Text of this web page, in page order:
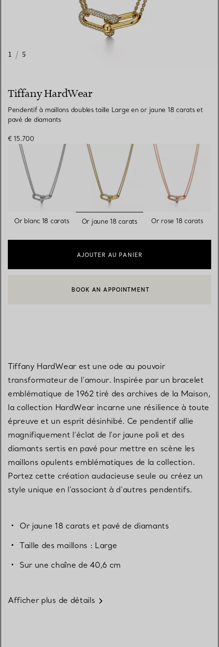
1 / 5
Tiffany HardWear
Pendentif à maillons doubles taille Large en or jaune 18 carats et
pavé de diamants
€ 15.700
Or blanc 18 carats sélectionnés
Or jaune 18 carats Or rose 18 carats
AJOUTER AU PANIER
CONTACTER UN CONSEILLER CLIENT OU PRENDRE RENDEZ-
BOOK AN APPOINTMENT
Tiffany HardWear est une ode au pouvoir
transformateur de l’amour. Inspirée par un bracelet
emblématique de 1962 tiré des archives de la Maison,
la collection HardWear incarne une résilience à toute
épreuve et un esprit désinhibé. Ce pendentif allie
magnifiquement l’éclat de l’or jaune poli et des
diamants sertis en pavé pour mettre en scène les
maillons opulents emblématiques de la collection.
Portez cette création audacieuse seule ou créez un
style unique en l’associant à d’autres pendentifs.
Or jaune 18 carats et pavé de diamants
Taille des maillons : Large
Sur une chaîne de 40,6 cm
Afficher plus de détails